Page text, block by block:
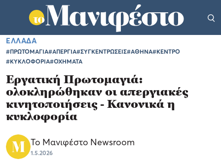
ΕΛΛΑΔΑ
#ΠΡΩΤΟΜΑΓΙΑ#ΑΠΕΡΓΙΑ#ΣΥΓΚΕΝΤΡΩΣΕΙΣ#ΑΘΗΝΑ#ΚΕΝΤΡΟ
#ΚΥΚΛΟΦΟΡΙΑ#ΟΧΗΜΑΤΑ
Εργατική Πρωτομαγιά:
ολοκληρώθηκαν οι απεργιακές
κινητοποιήσεις - Κανονικά η
κυκλοφορία
Το Μανιφέστο Newsroom
1.5.2026